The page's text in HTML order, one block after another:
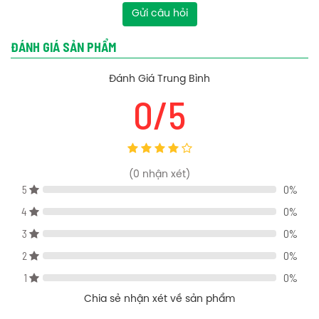
Loại: Nóng lạnh, Tay sen 3 chức năng
Chất liệu: Đồng mạ Ni/Cr
Bản vẽ kỹ thuật tay sen American Standard A-0017
Gửi câu hỏi
ĐÁNH GIÁ SẢN PHẨM
Đánh Giá Trung Bình
0/5
( 0 nhận xét)
5
0%
4
0%
3
0%
2
0%
1
0%
Chia sẻ nhận xét về sản phẩm